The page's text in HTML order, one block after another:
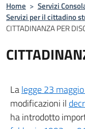
Home > Servizi
Servizi per il cittadino
CITTADINANZA PER
Lalegge 23
modificazioni il
ha introdotto